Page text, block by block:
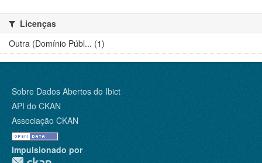
Licenças
Outra (Domínio Públ... (1)
Sobre Dados Abertos do Ibict
API do CKAN
Associação CKAN
Impulsionado por